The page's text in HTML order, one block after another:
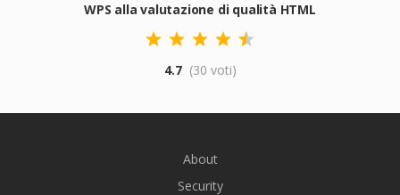
WPS alla valutazione di qualità HTML
4.7 (30 voti)
About
Security